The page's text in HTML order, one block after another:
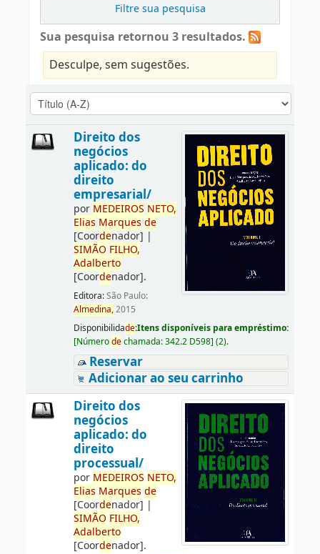
Filtre sua pesquisa
Sua pesquisa retornou 3 resultados.
Desculpe, sem sugestões.
Direito dos
negócios
aplicado: do
direito
empresarial/
por MEDEIROS NETO,
Elias Marques de
[Coordenador] |
SIMÃO FILHO,
Adalberto
[Coordenador].
Editora:São Paulo:
Almedina,2015
Disponibilidade:Itens disponíveis para empréstimo:
[Númerodechamada:342.2 D598] (2).
Reservar
Adicionar ao seu carrinho
Direito dos
negócios
aplicado: do
direito
processual/
por MEDEIROS NETO,
Elias Marques de
[Coordenador] |
SIMÃO FILHO,
Adalberto
[Coordenador].